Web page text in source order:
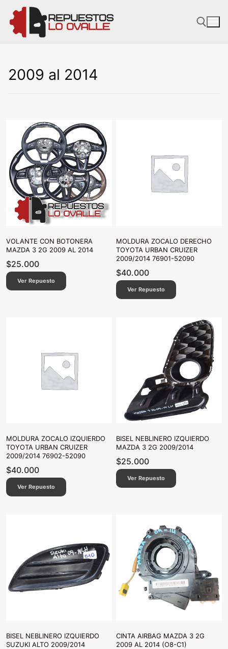
contenido
2009 al 2014
VOLANTE CON BOTONERA
MAZDA 3 2G 2009 AL 2014
$25.000
Ver Repuesto
MOLDURA ZOCALO DERECHO
TOYOTA URBAN CRUIZER
2009/2014 76901-52090
$40.000
Ver Repuesto
MOLDURA ZOCALO IZQUIERDO
TOYOTA URBAN CRUIZER
2009/2014 76902-52090
$40.000
Ver Repuesto
BISEL NEBLINERO IZQUIERDO
MAZDA 3 2G 2009/2014
$25.000
Ver Repuesto
BISEL NEBLINERO IZQUIERDO
SUZUKI ALTO 2009/2014
CINTA AIRBAG MAZDA 3 2G
2009 AL 2014 (O8-C1)